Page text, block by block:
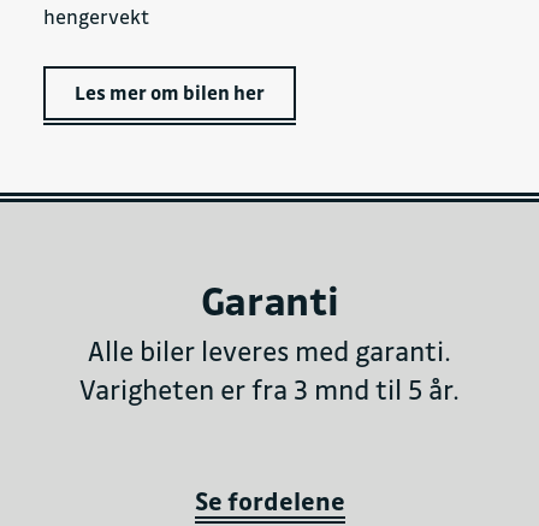
hengervekt
Les mer om bilen her
Garanti
Alle biler leveres med garanti.
Varigheten er fra 3 mnd til 5 år.
Se fordelene